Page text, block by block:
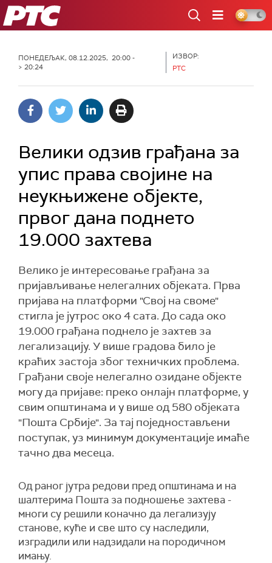
РТС
ПОНЕДЕЉАК, 08.12.2025, 20:00 -
> 20:24
ИЗВОР:
РТС
Велики одзив грађана за
упис права својине на
неукњижене објекте,
првог дана поднето
19.000 захтева
Велико је интересовање грађана за
пријављивање нелегалних објеката. Прва
пријава на платформи "Свој на своме"
стигла је јутрос око 4 сата. До сада око
19.000 грађана поднело је захтев за
легализацију. У више градова било је
краћих застоја због техничких проблема.
Грађани своје нелегално озидане објекте
могу да пријаве: преко онлајн платформе, у
свим општинама и у више од 580 објеката
"Пошта Србије". За тај поједностављени
поступак, уз минимум документације имаће
тачно два месеца.
Од раног јутра редови пред општинама и на
шалтерима Пошта за подношење захтева -
многи су решили коначно да легализују
станове, куће и све што су наследили,
изградили или надзидали на породичном
имању.